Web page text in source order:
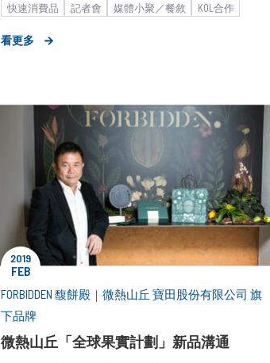
快速消費品
記者會 媒體小聚／餐敘
KOL合作
看更多
2019
FEB
FORBIDDEN 馥餅殿 ｜ 微熱山丘 寶田股份有限公司 旗
下品牌
微熱山丘「全球果實計劃」新品溝通